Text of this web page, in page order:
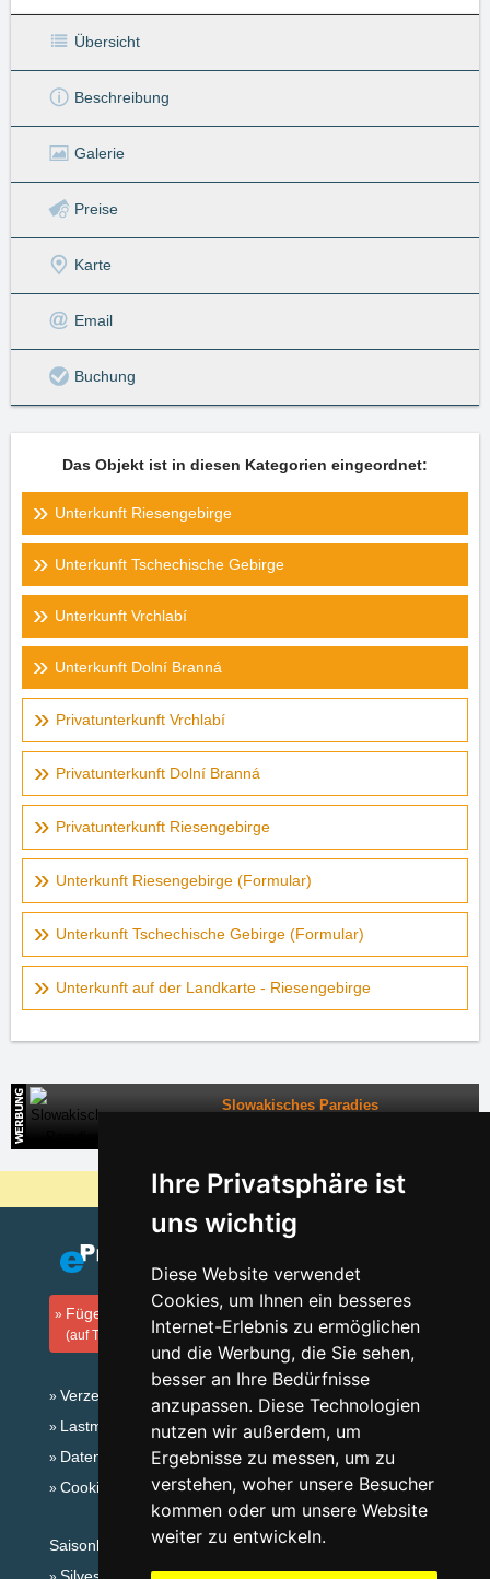
Ihre Privatsphäre ist
uns wichtig
Diese Website verwendet
Cookies, um Ihnen ein besseres
Internet-Erlebnis zu ermöglichen
und die Werbung, die Sie sehen,
besser an Ihre Bedürfnisse
anzupassen. Diese Technologien
nutzen wir außerdem, um
Ergebnisse zu messen, um zu
verstehen, woher unsere Besucher
kommen oder um unsere Website
weiter zu entwickeln.
Übersicht
Beschreibung
Galerie
Preise
Karte
Email
Buchung
Das Objekt ist in diesen Kategorien eingeordnet:
Unterkunft Riesengebirge
Unterkunft Tschechische Gebirge
Unterkunft Vrchlabí
Unterkunft Dolní Branná
Privatunterkunft Vrchlabí
Privatunterkunft Dolní Branná
Privatunterkunft Riesengebirge
Unterkunft Riesengebirge (Formular)
Unterkunft Tschechische Gebirge (Formular)
Unterkunft auf der Landkarte - Riesengebirge
Slowakisches Paradies
Warum sind unsere Server am billigsten?
Fügen Sie Ihre Unterkunft hinzu
(auf Tschechisch)
Verzeichnis der Unterkunft
Lastminute Riesengebirge
Datenschutz
Cookies
Saisonlinks: